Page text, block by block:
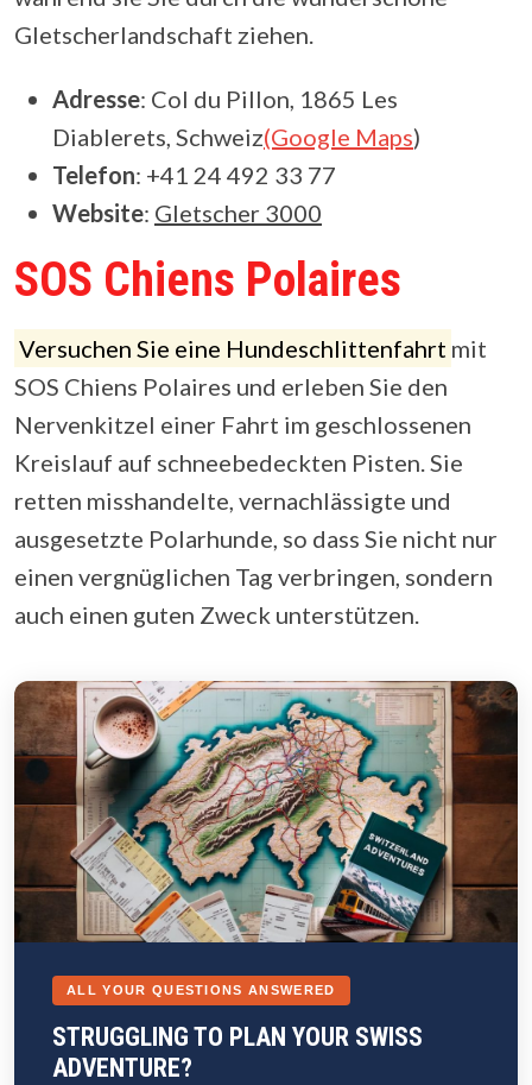
Gletscherlandschaft ziehen.
Adresse: Col du Pillon, 1865 Les
Diablerets, Schweiz(Google Maps)
Telefon: +41 24 492 33 77
Website: Gletscher 3000
SOS Chiens Polaires
Versuchen Sie eine Hundeschlittenfahrt mit
SOS Chiens Polaires und erleben Sie den
Nervenkitzel einer Fahrt im geschlossenen
Kreislauf auf schneebedeckten Pisten. Sie
retten misshandelte, vernachlässigte und
ausgesetzte Polarhunde, so dass Sie nicht nur
einen vergnüglichen Tag verbringen, sondern
auch einen guten Zweck unterstützen.
ALL YOUR QUESTIONS ANSWERED
STRUGGLING TO PLAN YOUR SWISS
ADVENTURE?